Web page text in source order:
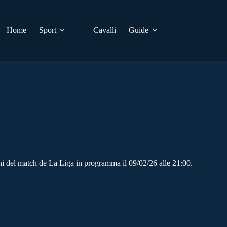
Home
Sport Cavalli Guide
match de La Liga in programma il 09/02/26 alle 21:00.